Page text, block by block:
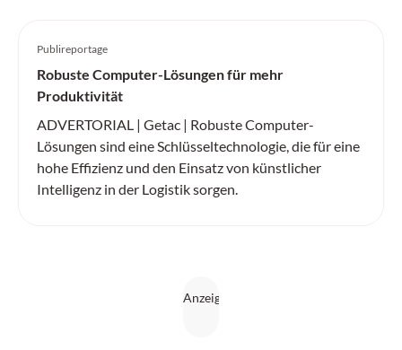
Publireportage
Robuste Computer-Lösungen für mehr
Produktivität
ADVERTORIAL | Getac | Robuste Computer-
Lösungen sind eine Schlüsseltechnologie, die für eine
hohe Effizienz und den Einsatz von künstlicher
Intelligenz in der Logistik sorgen.